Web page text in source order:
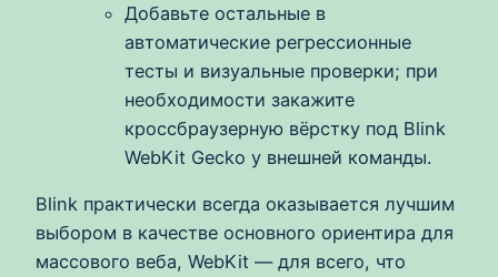
Добавьте остальные в
автоматические регрессионные
тесты и визуальные проверки; при
необходимости закажите
кроссбраузерную вёрстку под Blink
WebKit Gecko у внешней команды.
Blink практически всегда оказывается лучшим
выбором в качестве основного ориентира для
массового веба, WebKit — для всего, что